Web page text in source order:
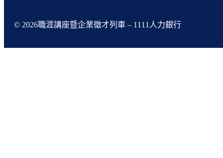
© 2026職涯講座暨企業徵才列車 – 1111人力銀行